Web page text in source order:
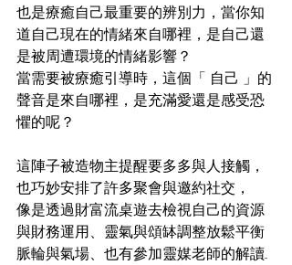
也是療癒自己最重要的辨別力，當你知
道自己現在的情緒來自哪裡，是自己還
是被周遭環境的情緒影響？
當需要被療癒引導時，這個「 自己 」的
聲音是來自哪裡，是充滿愛還是感受恐
懼的呢？
這陣子被造物主提醒要多多與人接觸，
也巧妙安排了許多聚會與邀約社交，
像是透過財富流桌遊去檢視自己的資源
與財務運用、靈氣與頌缽調整放鬆平衡
脈輪與氣場、也有參加靈媒老師的解讀...